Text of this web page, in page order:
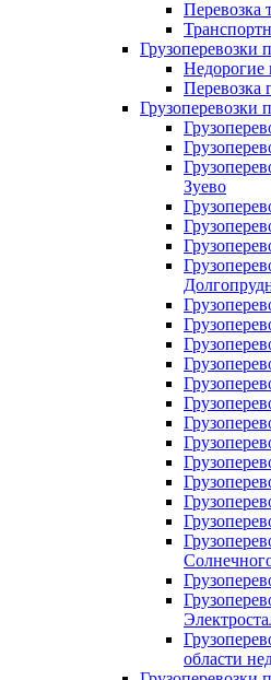
Перевозка
Грузоперевозки
Недорогие
Перевозка
Грузоперевозки
Зуево
области